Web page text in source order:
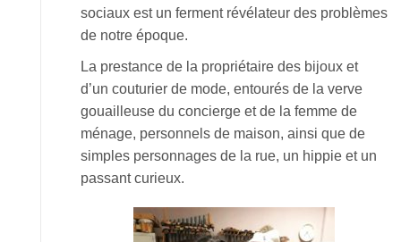
sociaux est un ferment révélateur des problèmes
de notre époque.
La prestance de la propriétaire des bijoux et
d’un couturier de mode, entourés de la verve
gouailleuse du concierge et de la femme de
ménage, personnels de maison, ainsi que de
simples personnages de la rue, un hippie et un
passant curieux.